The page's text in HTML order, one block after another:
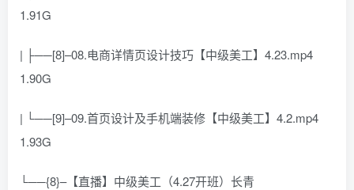
1.91G
| ├──[8]–08.电商详情页设计技巧【中级美工】4.23.mp4
1.90G
| └──[9]–09.首页设计及手机端装修【中级美工】4.2.mp4
1.93G
└──{8}–【直播】中级美工（4.27开班）长青